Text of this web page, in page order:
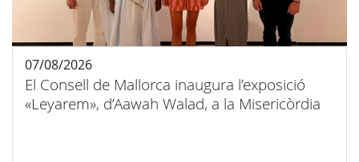
El Consell de Mallorca inaugura l’exposició
«Leyarem», d’Aawah Walad, a la Misericòrdia
07/08/2026